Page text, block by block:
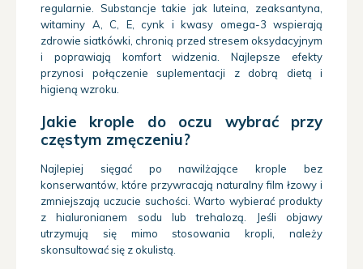
regularnie. Substancje takie jak luteina, zeaksantyna,
witaminy A, C, E, cynk i kwasy omega-3 wspierają
zdrowie siatkówki, chronią przed stresem oksydacyjnym
i poprawiają komfort widzenia. Najlepsze efekty
przynosi połączenie suplementacji z dobrą dietą i
higieną wzroku.
Jakie krople do oczu wybrać przy
częstym zmęczeniu?
Najlepiej sięgać po nawilżające krople bez
konserwantów, które przywracają naturalny film łzowy i
zmniejszają uczucie suchości. Warto wybierać produkty
z hialuronianem sodu lub trehalozą. Jeśli objawy
utrzymują się mimo stosowania kropli, należy
skonsultować się z okulistą.